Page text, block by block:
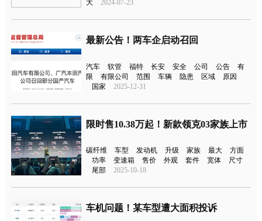
大
2024-07-23
最新公告！两车企启动召回
汽车 软管 福特 长安 安全 公司 公告
有
限
有限公司 范围 车辆 隐患 区域
原因
国家
2025-12-31
限时售10.38万起！新款领克03家族上市
碳纤维 车型 发动机 升级 家族 最大
方面
功率
变速箱 售价 外观 套件 宽体
尺寸
尾部
2025-10-18
车机问题！某车型遭大面积投诉